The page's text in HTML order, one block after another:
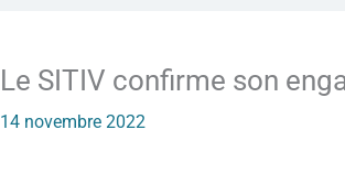
Le SITIV confirme son
14 novembre 2022